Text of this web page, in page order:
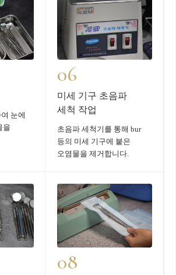
눈에
을
06
미세 기구 초음파
세척 작업
초음파 세척기를 통해 bur
등의 미세 기구에 붙은
오염물을 제거합니다.
08